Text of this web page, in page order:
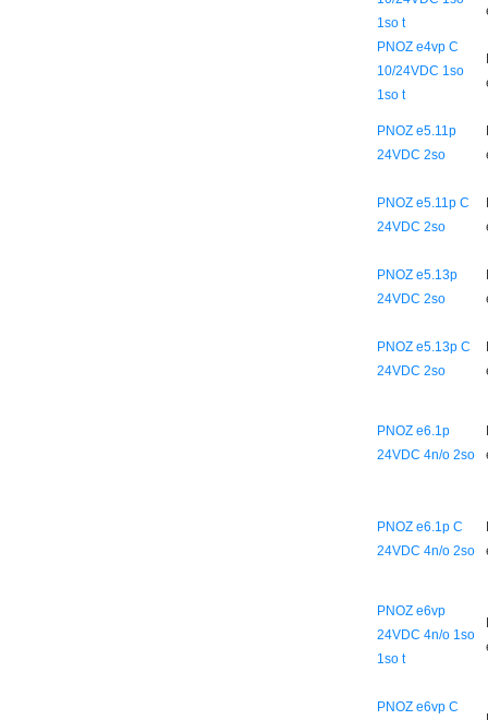
1so t
PNOZ e4vp C
10/24VDC 1so
1so t
PNOZ e5.11p
24VDC 2so
PNOZ e5.11p C
24VDC 2so
PNOZ e5.13p
24VDC 2so
PNOZ e5.13p C
24VDC 2so
PNOZ e6.1p
24VDC 4n/o 2so
PNOZ e6.1p C
24VDC 4n/o 2so
PNOZ e6vp
24VDC 4n/o 1so
1so t
PNOZ e6vp C